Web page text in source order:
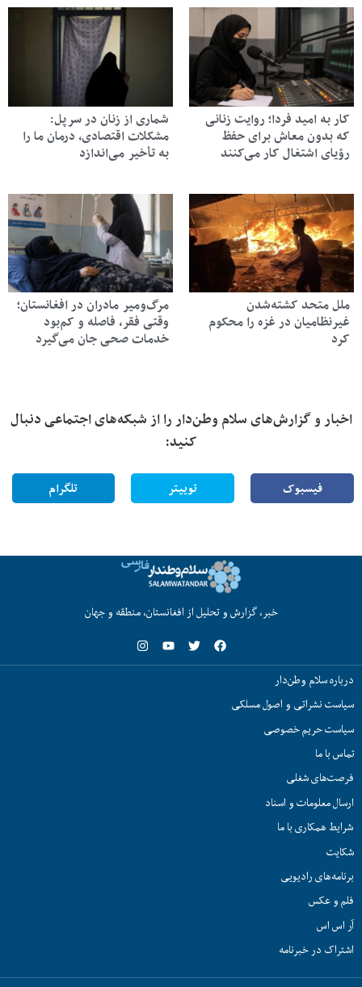
کار به امید فردا؛ روایت زنانی
که بدون معاش برای حفظ
رؤیای اشتغال کار می‌کنند
شماری از زنان در سرپل:
مشکلات اقتصادی، درمان ما را
به تأخیر می‌اندازد
ملل متحد کشته‌شدن
غیرنظامیان در غزه را محکوم
کرد
مرگ‌ومیر مادران در افغانستان؛
وقتی فقر، فاصله و کم‌بود
خدمات صحی جان می‌گیرد
اخبار و گزارش‌های سلام وطن‌دار را از شبکه‌های اجتماعی دنبال
کنید:
فیسبوک توییتر تلگرام
خبر، گزارش و تحلیل از افغانستان، منطقه و جهان
درباره سلام وطن‌دار
سیاست نشراتی و اصول مسلکی
سیاست حریم خصوصی
تماس با ما
فرصت‌های شغلی
ارسال معلومات و اسناد
شرایط همکاری با ما
شکایت
برنامه‌های رادیویی
فلم و عکس
آر اس اس
اشتراک در خبرنامه